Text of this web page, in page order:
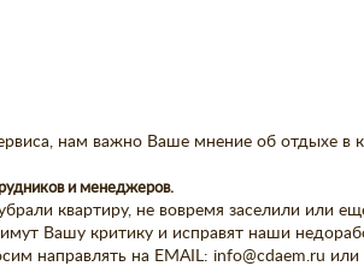
нам важно Ваше мнение об отдыхе в
и менеджеров.
квартиру, не вовремя заселили или
Вашу критику и исправят наши
направлять на EMAIL: info@cdaem.ru или